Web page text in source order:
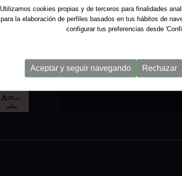
Utilizamos cookies propias y de terceros para finalidades
para la elaboración de perfiles basados en tus hábitos de
configurar tus preferencias desde
Aceptar y seguir navegando Rechazar